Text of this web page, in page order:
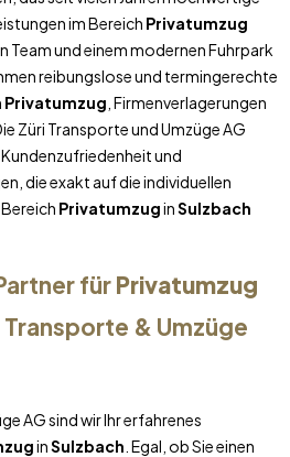
im Bereich Privatumzug
Team und einem modernen Fuhrpark
reibungslose und termingerechte
Privatumzug , Firmenverlagerungen
Züri Transporte und Umzüge AG
und
die exakt auf die individuellen
PrivatumzuginSulzbach
fürPrivatumzug
& Umzüge
AG sind wir Ihr erfahrenes
inSulzbach . Egal, ob Sie einen